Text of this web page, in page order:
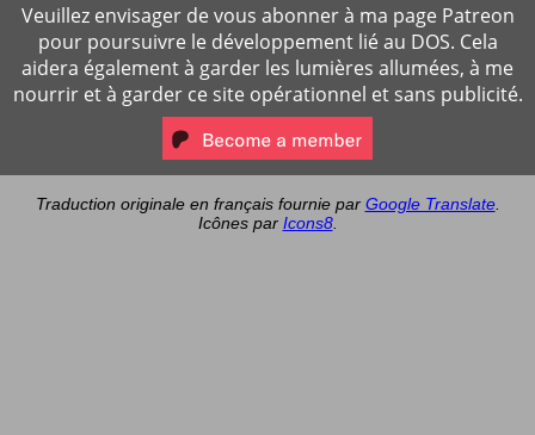
Veuillez envisager de vous abonner à ma page Patreon
pour poursuivre le développement lié au DOS. Cela
aidera également à garder les lumières allumées, à me
nourrir et à garder ce site opérationnel et sans publicité.
Traduction originale en français fournie par Google Translate.
Icônes par Icons8.